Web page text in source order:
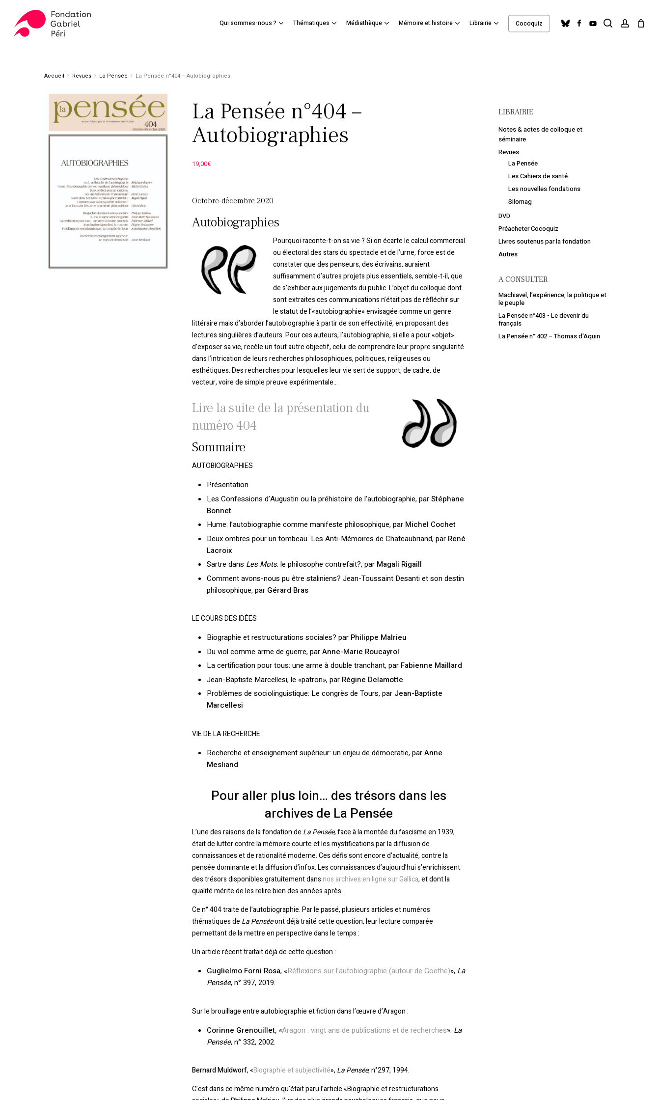
main
Qui sommes-nous ? Thématiques Médiathèque Mémoire et histoire Librairie Cocoquiz blueskyfacebookyoutube searchaccount
Panier Close
Cart
Accueil Revues La Pensée La Pensée n°404 – Autobiographies
La Pensée n°404 –
Autobiographies
19,00€
Octobre-décembre 2020
Autobiographies
Pourquoi raconte-t-on sa vie ? Si on écarte le calcul commercial
ou électoral des stars du spectacle et de l’urne, force est de
constater que des penseurs, des écrivains, auraient
suffisamment d’autres projets plus essentiels, semble-t-il, que
de s’exhiber aux jugements du public. L’objet du colloque dont
sont extraites ces communications n’était pas de réfléchir sur
le statut de l’«autobiographie» envisagée comme un genre
littéraire mais d’aborder l’autobiographie à partir de son effectivité, en proposant des
lectures singulières d’auteurs. Pour ces auteurs, l’autobiographie, si elle a pour «objet»
d’exposer sa vie, recèle un tout autre objectif, celui de comprendre leur propre singularité
dans l’intrication de leurs recherches philosophiques, politiques, religieuses ou
esthétiques. Des recherches pour lesquelles leur vie sert de support, de cadre, de
vecteur, voire de simple preuve expérimentale…
Lire la suite de la présentation du
numéro 404
Sommaire
AUTOBIOGRAPHIES
Présentation
Les Confessions d’Augustin ou la préhistoire de l’autobiographie, parStéphane
Bonnet
Hume: l’autobiographie comme manifeste philosophique, par Michel Cochet
Deux ombres pour un tombeau. Les Anti-Mémoires de Chateaubriand, par René
Lacroix
Sartre dans Les Mots: le philosophe contrefait?, par Magali Rigaill
Comment avons-nous pu être staliniens? Jean-Toussaint Desanti et son destin
philosophique, par Gérard Bras
LE COURS DES IDÉES
Biographie et restructurations sociales? par Philippe Malrieu
Du viol comme arme de guerre, parAnne-Marie Roucayrol
La certification pour tous: une arme à double tranchant, par Fabienne Maillard
Jean-Baptiste Marcellesi, le «patron», par Régine Delamotte
Problèmes de sociolinguistique: Le congrès de Tours, par Jean-Baptiste
Marcellesi
VIE DE LA RECHERCHE
Recherche et enseignement supérieur: un enjeu de démocratie, parAnne
Mesliand
Pour aller plus loin… des trésors dans les
archives de La Pensée
L’une des raisons de la fondation de La Pensée, face à la montée du fascisme en 1939,
était de lutter contre la mémoire courte et les mystifications par la diffusion de
connaissances et de rationalité moderne. Ces défis sont encore d’actualité, contre la
pensée dominante et la diffusion d’infox. Les connaissances d’aujourd’hui s’enrichissent
des trésors disponibles gratuitement dansnos archives en ligne sur Gallica, et dont la
qualité mérite de les relire bien des années après.
Ce n° 404 traite de l’autobiographie. Par le passé, plusieurs articles et numéros
thématiques de La Penséeont déjà traité cette question, leur lecture comparée
permettant de la mettre en perspective dans le temps :
Un article récent traitait déjà de cette question :
Guglielmo Forni Rosa, «Réflexions sur l’autobiographie (autour de Goethe)», La
Pensée, n° 397, 2019.
Sur le brouillage entre autobiographie et fiction dans l’œuvre d’Aragon :
Corinne Grenouillet, «Aragon : vingt ans de publications et de recherches». La
Pensée, n° 332, 2002.
Bernard Muldworf, «Biographie et subjectivité», La Pensée, n°297, 1994.
C’est dans ce même numéro qu’était paru l’article «Biographie et restructurations
LIBRAIRIE
Notes & actes de colloque et
séminaire
Revues
La Pensée
Les Cahiers de santé
Les nouvelles fondations
Silomag
DVD
Préacheter Cocoquiz
Livres soutenus par la fondation
Autres
A CONSULTER
Machiavel, l’expérience, la politique et
le peuple
La Pensée n°403 - Le devenir du
français
La Pensée n° 402 – Thomas d'Aquin